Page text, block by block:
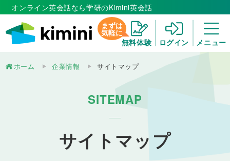
オンライン英会話なら学研のKimini英会話
まずは
気軽に
無料体験
ログイン メニュー
ホーム 企業情報 サイトマップ
SITEMAP
サイトマップ